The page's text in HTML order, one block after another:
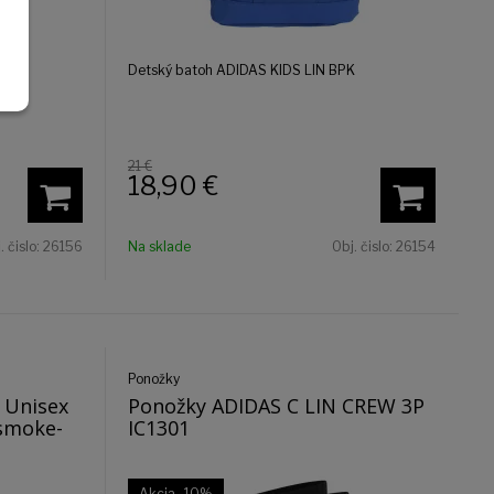
čislo: 26156
Detský batoh ADIDAS KIDS LIN BPK
21 €
18,90 €
Na sklade Obj. čislo: 26154
Ponožky
Ponožky ADIDAS C LIN CREW 3P
IC1301